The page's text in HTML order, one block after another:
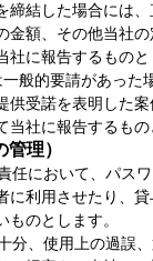
締結した場合には
金額、その他当社
に報告するものと
般的要請があった
供受諾を表明した
当社に報告するもの
理）
任において、パス
に利用させたり、貸
のとします。
分、使用上の過誤